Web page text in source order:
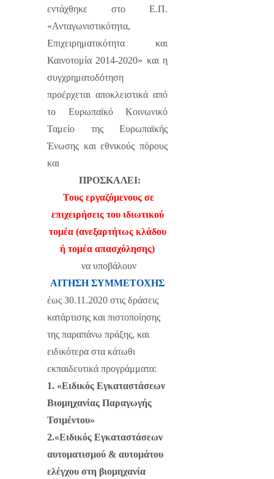
εντάχθηκε στο Ε.Π.
«Ανταγωνιστικότητα,
Επιχειρηματικότητα και
Καινοτομία 2014-2020» και η
συγχρηματοδότηση
προέρχεται αποκλειστικά από
το Ευρωπαϊκό Κοινωνικό
Ταμείο της Ευρωπαϊκής
Ένωσης και εθνικούς πόρους
και
ΠΡΟΣΚΑΛΕΙ:
Τους εργαζόμενους σε
επιχειρήσεις του ιδιωτικού
τομέα (ανεξαρτήτως κλάδου
ή τομέα απασχόλησης)
να υποβάλουν
ΑΙΤΗΣΗ ΣΥΜΜΕΤΟΧΗΣ
έως 30.11.2020 στις δράσεις
κατάρτισης και πιστοποίησης
της παραπάνω πράξης, και
ειδικότερα στα κάτωθι
εκπαιδευτικά προγράμματα:
1. «Ειδικός Εγκαταστάσεων
Βιομηχανίας Παραγωγής
Τσιμέντου»
2.«Ειδικός Εγκαταστάσεων
αυτοματισμού & αυτομάτου
ελέγχου στη βιομηχανία